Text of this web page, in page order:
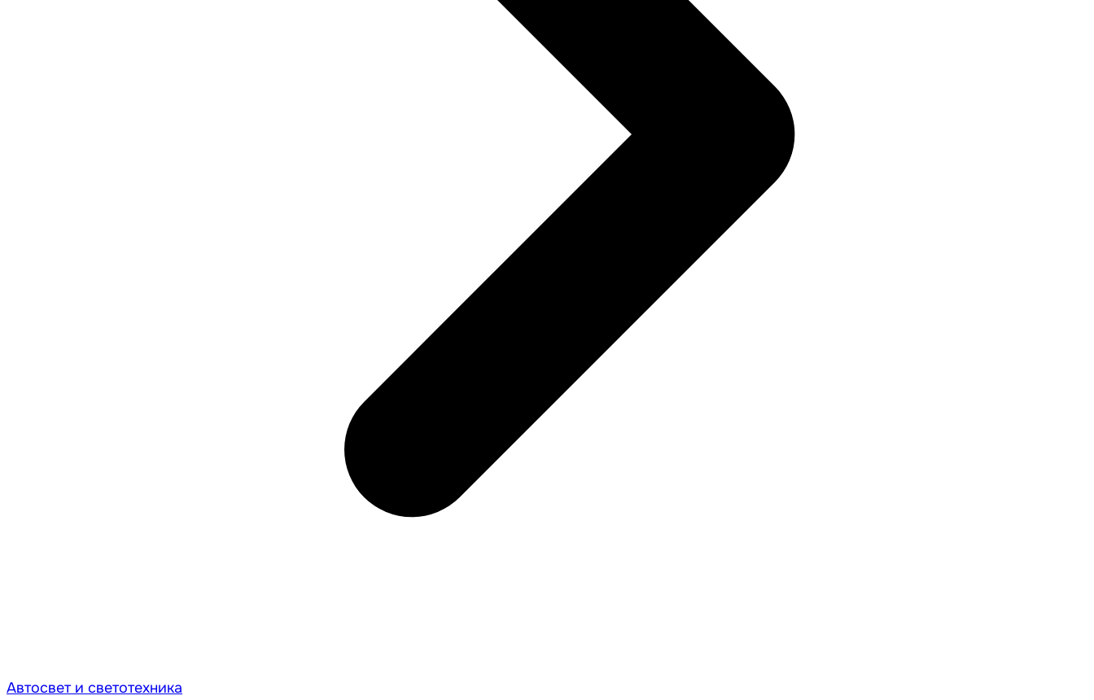
Автосвет и светотехника